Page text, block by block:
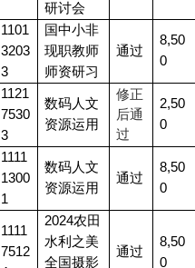
研讨会
1101
3203
3
国中小非
现职教师
师资研习
通过
8,50
0
1121
7530
3
数码人文
资源运用
修正
后通
过
2,50
0
1111
1300
1
数码人文
资源运用
通过
8,50
0
1111
7512
2024农田
水利之美
全国摄影
通过
8,50
0